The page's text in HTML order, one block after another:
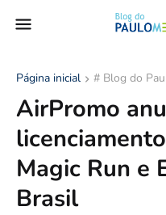
Página inicial # Blog do
AirPromo
Magic Run e
Brasil